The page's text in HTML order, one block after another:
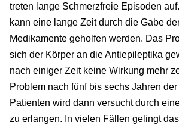
treten lange Schmerzfreie Episoden
kann eine lange Zeit durch die Gabe
Medikamente geholfen werden. Das
sich der Körper an die Antiepileptika
nach einiger Zeit keine Wirkung mehr
Problem nach fünf bis sechs Jahren
Patienten wird dann versucht durch
zu erlangen. In vielen Fällen gelingt